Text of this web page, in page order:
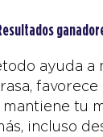
ayuda a
mantiene tu
incluso